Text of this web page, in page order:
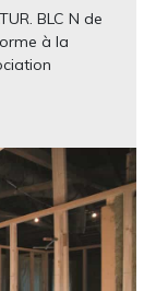
BLC N de
à la